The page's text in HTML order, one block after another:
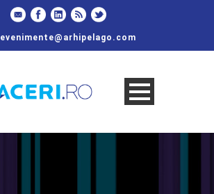
evenimente@arhipelago.com